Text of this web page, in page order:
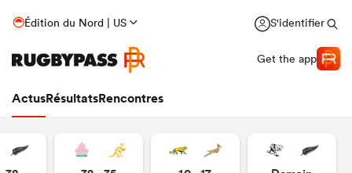
Édition du Nord | US S'identifier
Get the app
ActusRésultatsRencontres